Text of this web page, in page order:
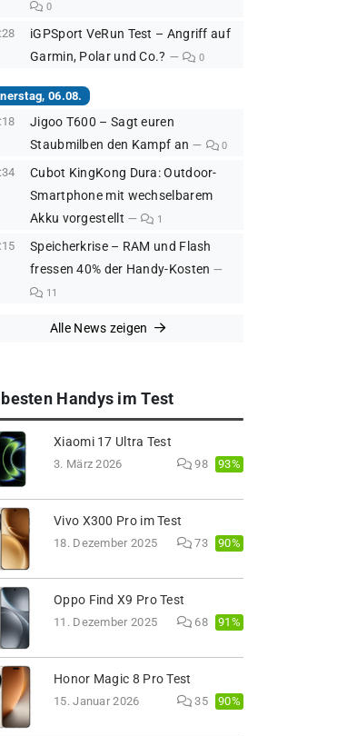
0
iGPSport VeRun Test – Angriff auf
Garmin, Polar und Co.?
0
06.08.
Jigoo T600 – Sagt euren
Staubmilben den Kampf an
0
Cubot KingKong Dura: Outdoor-
Smartphone mit wechselbarem
Akku vorgestellt
1
Speicherkrise – RAM und Flash
fressen 40% der Handy-Kosten
11
Alle News zeigen
besten Handys im Test
Xiaomi 17 Ultra Test
3. März 2026 98 93%
Vivo X300 Pro im Test
18. Dezember 2025 73 90%
Oppo Find X9 Pro Test
11. Dezember 2025 68 91%
Honor Magic 8 Pro Test
15. Januar 2026 35 90%